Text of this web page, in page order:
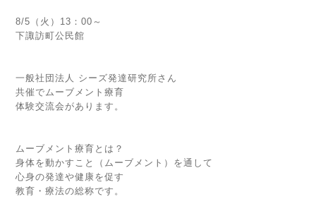
8/5（火）13：00～
下諏訪町公民館
一般社団法人 シーズ発達研究所さん
共催でムーブメント療育
体験交流会があります。
ムーブメント療育とは？
身体を動かすこと（ムーブメント）を通して
心身の発達や健康を促す
教育・療法の総称です。